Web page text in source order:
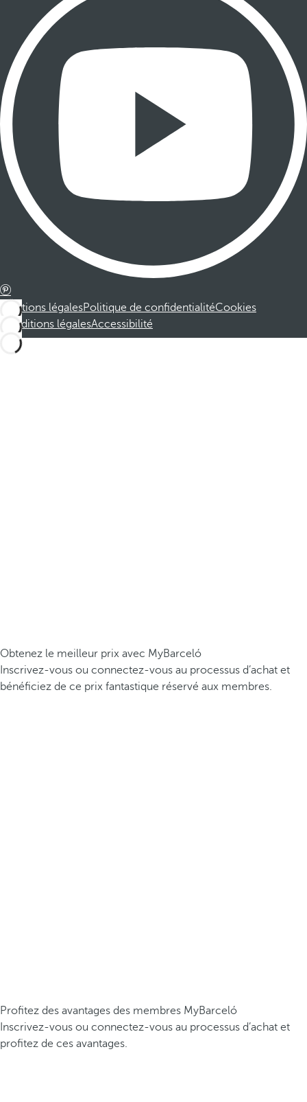
Mentions légalesPolitique de confidentialitéCookies
Conditions légalesAccessibilité
Obtenez le meilleur prix avec MyBarceló
Inscrivez-vous ou connectez-vous au processus d’achat et
bénéficiez de ce prix fantastique réservé aux membres.
Profitez des avantages des membres MyBarceló
Inscrivez-vous ou connectez-vous au processus d’achat et
profitez de ces avantages.